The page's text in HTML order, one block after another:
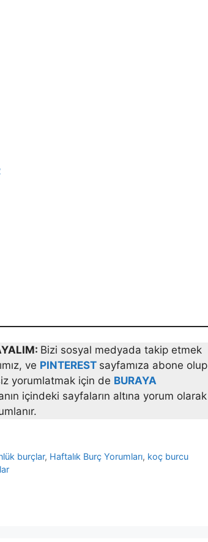
Bizi sosyal medyada takip etmek
ve PINTEREST sayfamıza abone olup
yorumlatmak için de BURAYA
içindeki sayfaların altına yorum olarak
burçlar, Haftalık Burç Yorumları, koç burcu